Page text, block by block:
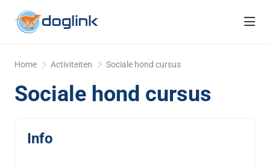
Home Activiteiten Sociale hond cursus
Sociale hond cursus
Info